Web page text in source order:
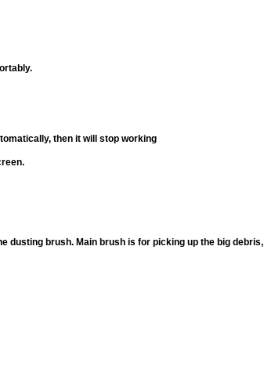
automatically, then it will stop working
dusting brush. Main brush is for picking up the big debris,